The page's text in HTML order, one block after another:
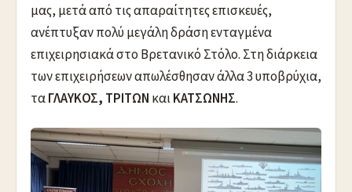
μας, μετά από τις απαραίτητες επισκευές,
ανέπτυξαν πολύ μεγάλη δράση ενταγμένα
επιχειρησιακά στο Βρετανικό Στόλο. Στη διάρκεια
των επιχειρήσεων απωλέσθησαν άλλα 3 υποβρύχια,
ταΓΛΑΥΚΟΣ, ΤΡΙΤΩΝ καιΚΑΤΣΩΝΗΣ.